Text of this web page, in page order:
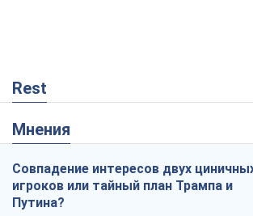
Rest
Мнения
Совпадение интересов двух
игроков или тайный план Трампа и
Путина?